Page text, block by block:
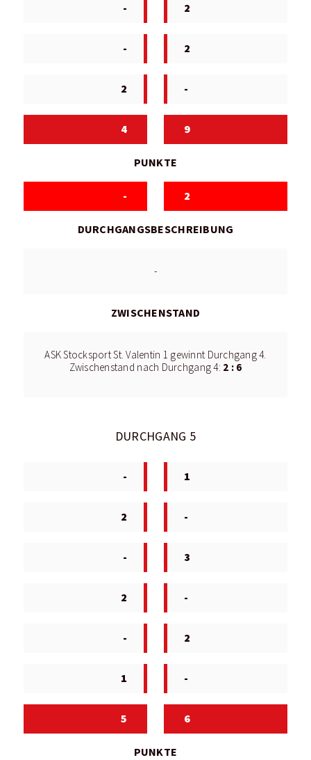
- 2
- 2
2 -
4 9
PUNKTE
- 2
DURCHGANGSBESCHREIBUNG
-
ZWISCHENSTAND
ASK Stocksport St. Valentin 1 gewinnt Durchgang 4.
Zwischenstand nach Durchgang 4: 2 : 6
DURCHGANG 5
- 1
2 -
- 3
2 -
- 2
1 -
5 6
PUNKTE